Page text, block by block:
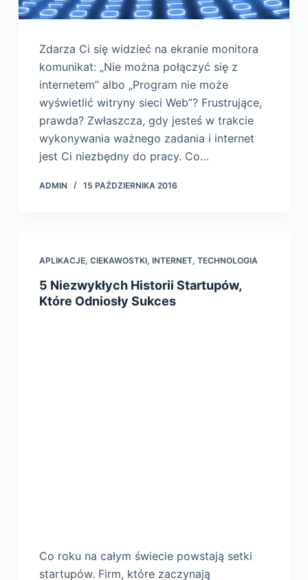
Zdarza Ci się widzieć na ekranie monitora
komunikat: „Nie można połączyć się z
internetem” albo „Program nie może
wyświetlić witryny sieci Web”? Frustrujące,
prawda? Zwłaszcza, gdy jesteś w trakcie
wykonywania ważnego zadania i internet
jest Ci niezbędny do pracy. Co…
ADMIN 15 PAŹDZIERNIKA 2016
APLIKACJE, CIEKAWOSTKI, INTERNET, TECHNOLOGIA
5 Niezwykłych Historii Startupów,
Które Odniosły Sukces
Co roku na całym świecie powstają setki
startupów. Firm, które zaczynają